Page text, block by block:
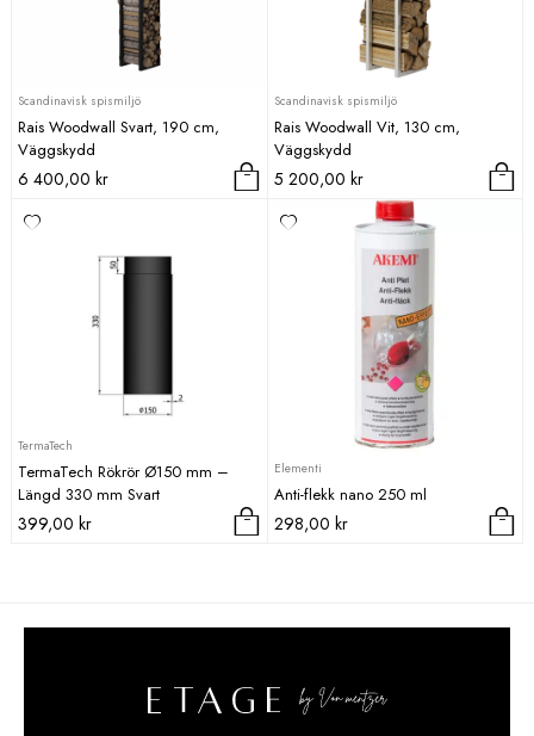
Scandinavisk spismiljö
Rais Woodwall Svart, 190 cm,
Väggskydd
6 400,00 kr
Scandinavisk spismiljö
Rais Woodwall Vit, 130 cm,
Väggskydd
5 200,00 kr
TermaTech
TermaTech Rökrör Ø150 mm –
Längd 330 mm Svart
399,00 kr
Elementi
Anti-flekk nano 250 ml
298,00 kr